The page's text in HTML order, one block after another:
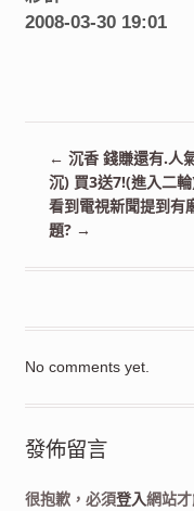
2008-03-30 19:01
← 沉香 錢賺還有.人
沉) 買3送7!(進入二
看到電視新聞提到有
題? →
No comments yet.
發佈留言
很抱歉，必須登入網站